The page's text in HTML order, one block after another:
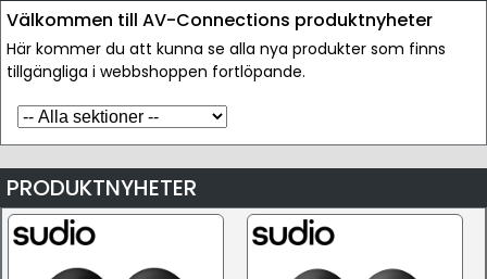
Välkommen till AV-Connections produktnyheter
Här kommer du att kunna se alla nya produkter som finns
tillgängliga i webbshoppen fortlöpande.
PRODUKTNYHETER